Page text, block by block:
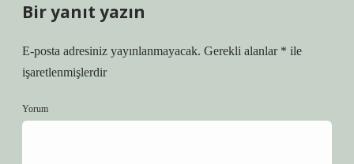
Bir yanıt yazın
E-posta adresiniz yayınlanmayacak. Gerekli alanlar * ile
işaretlenmişlerdir
Yorum